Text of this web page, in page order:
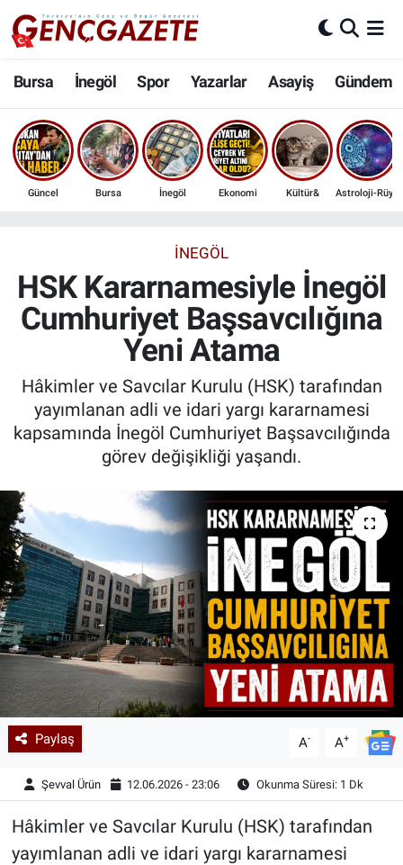
Bursa İnegöl Spor Yazarlar Asayiş Gündem
Güncel Bursa İnegöl Ekonomi Kültür& Astroloji-Rüya
İNEGÖL
HSK Kararnamesiyle İnegöl
Cumhuriyet Başsavcılığına
Yeni Atama
Hâkimler ve Savcılar Kurulu (HSK) tarafından
yayımlanan adli ve idari yargı kararnamesi
kapsamında İnegöl Cumhuriyet Başsavcılığında
görev değişikliği yaşandı.
Paylaş A- A+
Şevval Ürün 12.06.2026 - 23:06 Okunma Süresi: 1 Dk
Hâkimler ve Savcılar Kurulu (HSK) tarafından
yayımlanan adli ve idari yargı kararnamesi
Bursa
İnegöl
3.SAYFA
Ekonomi
İnanç
Kadın & Aile
Sağlık
Siyaset
Teknoloji
Yazarlar
Astroloji-Rüya
Nöbetçi Eczaneler
Hava Durumu
Trafik Durumu
Son Dakika Haberleri
Haber Arşivi